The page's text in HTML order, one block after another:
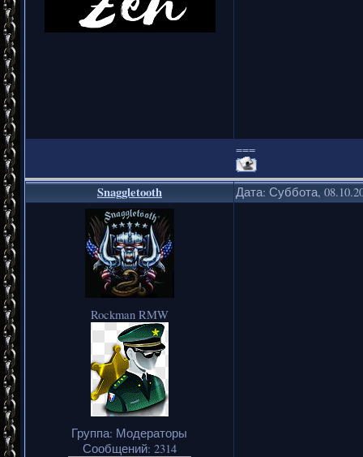
===
Snaggletooth Дата: Суббота,
Rockman RMW
Группа: Модераторы
Сообщений: 2314